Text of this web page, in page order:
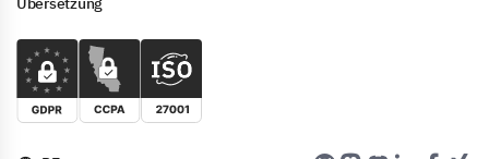
Übersetzung